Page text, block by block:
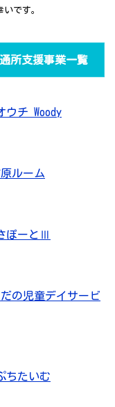
です。
所支援事業一覧
ウチ Woody
ルーム
ぽーとⅢ
の児童デイサービ
ちたいむ